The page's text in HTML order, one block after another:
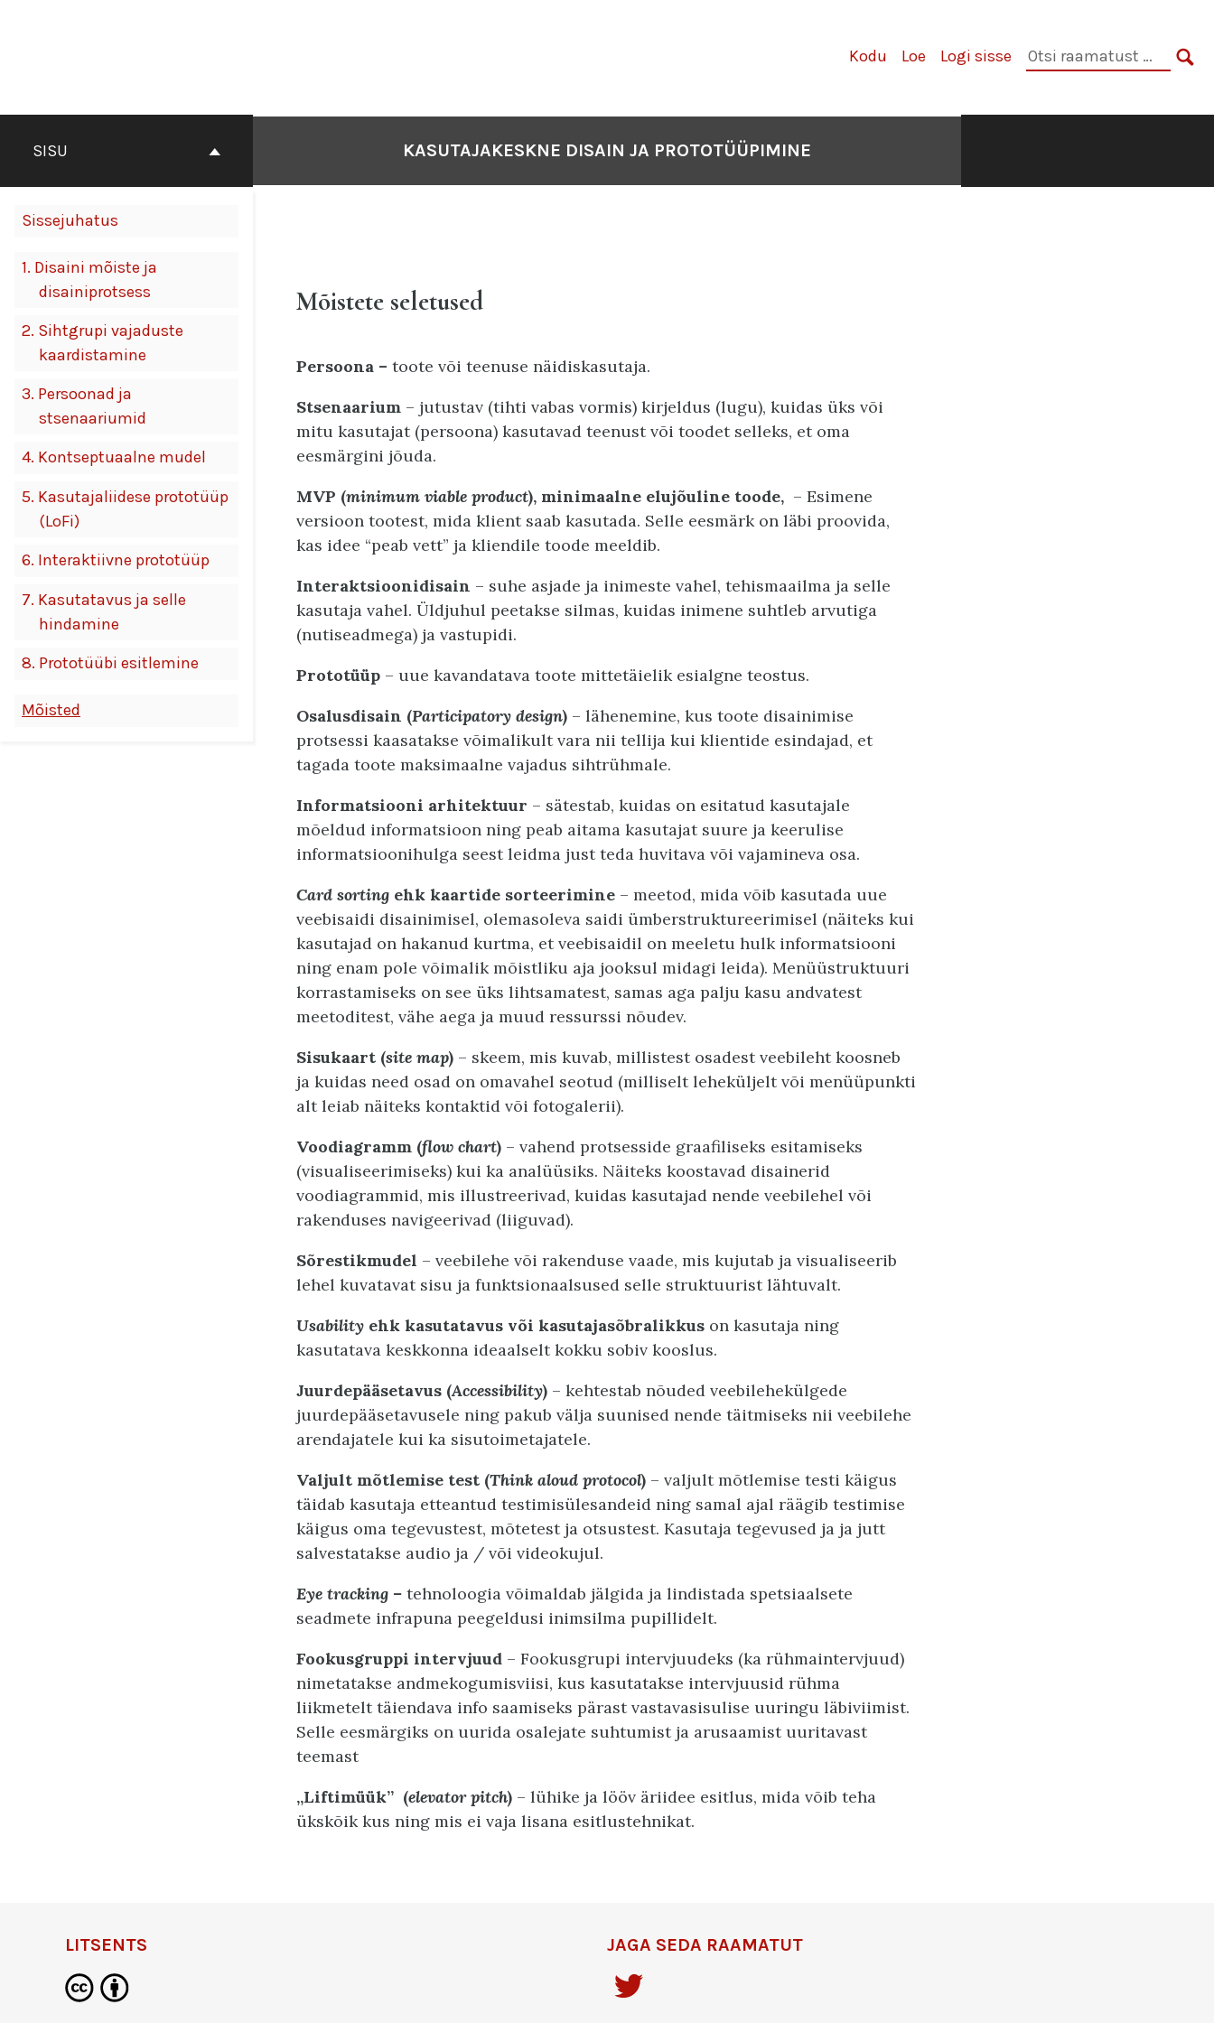
Kodu Loe Logi sisse
Otsi
SISU
Sissejuhatus
1. Disaini mõiste ja
disainiprotsess
2. Sihtgrupi vajaduste
kaardistamine
3. Persoonad ja
stsenaariumid
4. Kontseptuaalne mudel
5. Kasutajaliidese prototüüp
(LoFi)
6. Interaktiivne prototüüp
7. Kasutatavus ja selle
hindamine
8. Prototüübi esitlemine
Mõisted
KASUTAJAKESKNE DISAIN JA PROTOTÜÜPIMINE
Mõistete seletused
Persoona – toote või teenuse näidiskasutaja.
Stsenaarium – jutustav (tihti vabas vormis) kirjeldus (lugu), kuidas üks või
mitu kasutajat (persoona) kasutavad teenust või toodet selleks, et oma
eesmärgini jõuda.
MVP (minimum viable product), minimaalne elujõuline toode, – Esimene
versioon tootest, mida klient saab kasutada. Selle eesmärk on läbi proovida,
kas idee “peab vett” ja kliendile toode meeldib.
Interaktsioonidisain – suhe asjade ja inimeste vahel, tehismaailma ja selle
kasutaja vahel. Üldjuhul peetakse silmas, kuidas inimene suhtleb arvutiga
(nutiseadmega) ja vastupidi.
Prototüüp – uue kavandatava toote mittetäielik esialgne teostus.
Osalusdisain (Participatory design) – lähenemine, kus toote disainimise
protsessi kaasatakse võimalikult vara nii tellija kui klientide esindajad, et
tagada toote maksimaalne vajadus sihtrühmale.
Informatsiooni arhitektuur – sätestab, kuidas on esitatud kasutajale
mõeldud informatsioon ning peab aitama kasutajat suure ja keerulise
informatsioonihulga seest leidma just teda huvitava või vajamineva osa.
Card sorting ehk kaartide sorteerimine – meetod, mida võib kasutada uue
veebisaidi disainimisel, olemasoleva saidi ümberstruktureerimisel (näiteks kui
kasutajad on hakanud kurtma, et veebisaidil on meeletu hulk informatsiooni
ning enam pole võimalik mõistliku aja jooksul midagi leida). Menüüstruktuuri
korrastamiseks on see üks lihtsamatest, samas aga palju kasu andvatest
meetoditest, vähe aega ja muud ressurssi nõudev.
Sisukaart (site map) – skeem, mis kuvab, millistest osadest veebileht koosneb
ja kuidas need osad on omavahel seotud (milliselt leheküljelt või menüüpunkti
alt leiab näiteks kontaktid või fotogalerii).
Voodiagramm (flow chart) – vahend protsesside graafiliseks esitamiseks
(visualiseerimiseks) kui ka analüüsiks. Näiteks koostavad disainerid
voodiagrammid, mis illustreerivad, kuidas kasutajad nende veebilehel või
rakenduses navigeerivad (liiguvad).
Sõrestikmudel – veebilehe või rakenduse vaade, mis kujutab ja visualiseerib
lehel kuvatavat sisu ja funktsionaalsused selle struktuurist lähtuvalt.
Usability ehk kasutatavus või kasutajasõbralikkus on kasutaja ning
kasutatava keskkonna ideaalselt kokku sobiv kooslus.
Juurdepääsetavus (Accessibility) – kehtestab nõuded veebilehekülgede
juurdepääsetavusele ning pakub välja suunised nende täitmiseks nii veebilehe
arendajatele kui ka sisutoimetajatele.
Valjult mõtlemise test (Think aloud protocol) – valjult mõtlemise testi käigus
täidab kasutaja etteantud testimisülesandeid ning samal ajal räägib testimise
käigus oma tegevustest, mõtetest ja otsustest. Kasutaja tegevused ja ja jutt
salvestatakse audio ja / või videokujul.
Eye tracking – tehnoloogia võimaldab jälgida ja lindistada spetsiaalsete
seadmete infrapuna peegeldusi inimsilma pupillidelt.
Fookusgruppi intervjuud – Fookusgrupi intervjuudeks (ka rühmaintervjuud)
nimetatakse andmekogumisviisi, kus kasutatakse intervjuusid rühma
liikmetelt täiendava info saamiseks pärast vastavasisulise uuringu läbiviimist.
Selle eesmärgiks on uurida osalejate suhtumist ja arusaamist uuritavast
teemast
„Liftimüük” (elevator pitch) – lühike ja lööv äriidee esitlus, mida võib teha
ükskõik kus ning mis ei vaja lisana esitlustehnikat.
LITSENTS JAGA SEDA RAAMATUT